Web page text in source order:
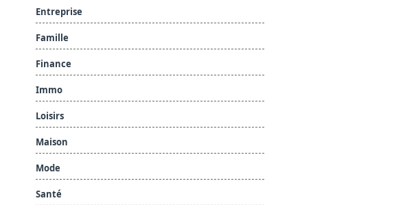
Entreprise
Famille
Finance
Immo
Loisirs
Maison
Mode
Santé